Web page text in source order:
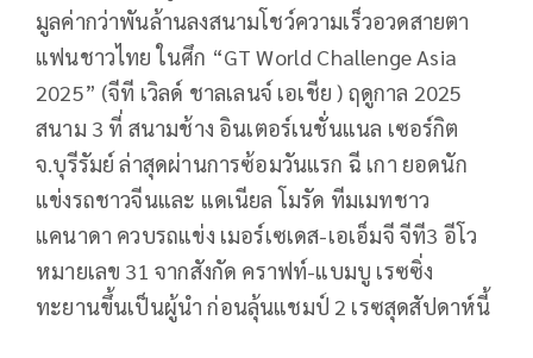
มูลค่ากว่าพันล้านลงสนามโชว์ความเร็วอวดสายตา
แฟนชาวไทย ในศึก “GT World Challenge Asia
2025” (จีที เวิลด์ ชาลเลนจ์ เอเชีย ) ฤดูกาล 2025
สนาม 3 ที่ สนามช้าง อินเตอร์เนชั่นแนล เซอร์กิต
จ.บุรีรัมย์ ล่าสุดผ่านการซ้อมวันแรก ฉี เกา ยอดนัก
แข่งรถชาวจีนและ แดเนียล โมรัด ทีมเมทชาว
แคนาดา ควบรถแข่ง เมอร์เซเดส-เอเอ็มจี จีที3 อีโว
หมายเลข 31 จากสังกัด คราฟท์-แบมบู เรซซิ่ง
ทะยานขึ้นเป็นผู้นำ ก่อนลุ้นแชมป์ 2 เรซสุดสัปดาห์นี้